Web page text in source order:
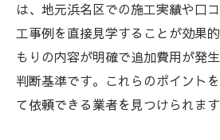
は、地元浜名区での施工実績や口
工事例を直接見学することが効果
もりの内容が明確で追加費用が発
判断基準です。これらのポイント
て依頼できる業者を見つけられます